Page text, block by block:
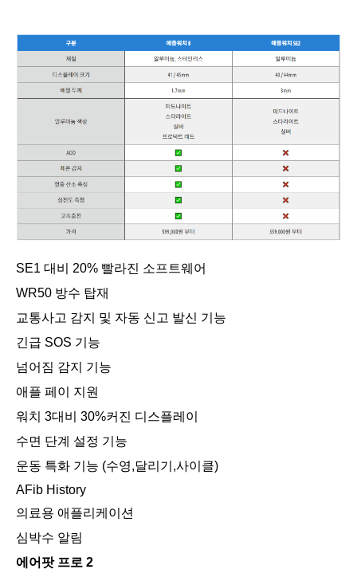
SE1 대비 20% 빨라진 소프트웨어
WR50 방수 탑재
교통사고 감지 및 자동 신고 발신 기능
긴급 SOS 기능
넘어짐 감지 기능
애플 페이 지원
워치 3대비 30%커진 디스플레이
수면 단계 설정 기능
운동 특화 기능 (수영,달리기,사이클)
AFib History
의료용 애플리케이션
심박수 알림
에어팟 프로 2